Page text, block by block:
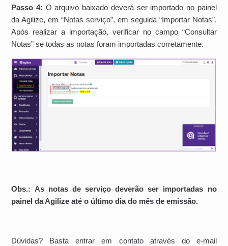
Passo 4: O arquivo baixado deverá ser importado no painel
da Agilize, em “Notas serviço”, em seguida “Importar Notas”.
Após realizar a importação, verificar no campo “Consultar
Notas” se todas as notas foram importadas corretamente.
Obs.: As notas de serviço deverão ser importadas no
painel da Agilize até o último dia do mês de emissão.
Dúvidas? Basta entrar em contato através do e-mail